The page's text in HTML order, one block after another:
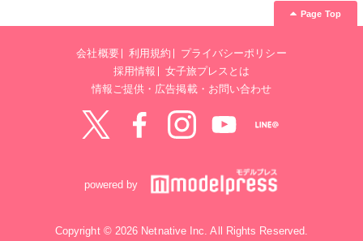
Page Top
会社概要 利用規約
プライバシーポリシー
採用情報
女子旅プレスとは
情報ご提供・広告掲載・お問い合わせ
powered by
Copyright © 2026 Netnative Inc. All Rights Reserved.